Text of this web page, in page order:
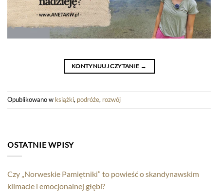
KONTYNUUJ CZYTANIE →
Opublikowano w książki, podróże, rozwój
OSTATNIE WPISY
Czy „Norweskie Pamiętniki” to powieść o skandynawskim
klimacie i emocjonalnej głębi?